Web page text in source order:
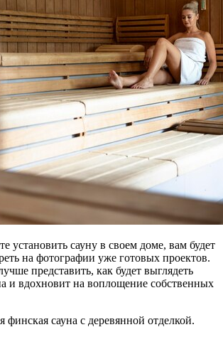
установить сауну в своем доме, вам будет
на фотографии уже готовых проектов.
представить, как будет выглядеть
и вдохновит на воплощение собственных
финская сауна с деревянной отделкой.